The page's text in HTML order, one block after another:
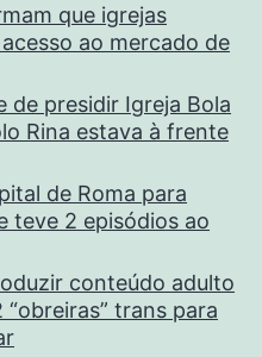
que igrejas
ao mercado de
de presidir Igreja Bola
Rina estava à frente
de Roma para
teve 2 episódios ao
conteúdo adulto
trans para